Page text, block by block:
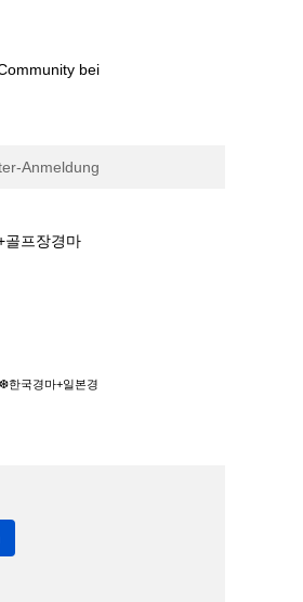
bei
Anmeldung
프장경마
한국경마+일본경